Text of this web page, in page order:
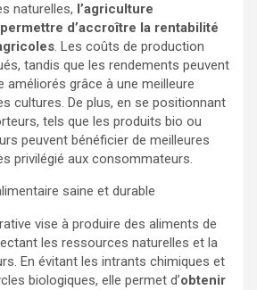
naturelles, l’agriculture
d’accroître la rentabilité
. Les coûts de production
tandis que les rendements peuvent
améliorés grâce à une meilleure
cultures. De plus, en se positionnant
tels que les produits bio ou
peuvent bénéficier de meilleures
privilégié aux consommateurs.
saine et durable
vise à produire des aliments de
les ressources naturelles et la
En évitant les intrants chimiques et
biologiques, elle permet d’obtenir